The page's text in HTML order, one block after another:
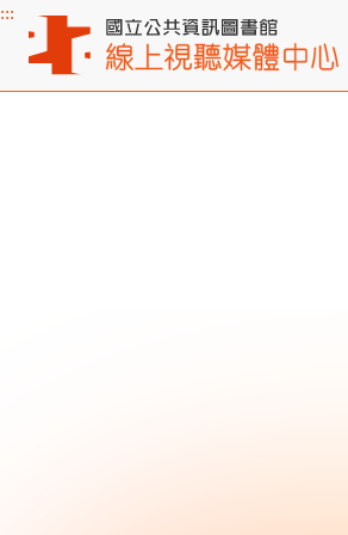
主要內容區塊
:::